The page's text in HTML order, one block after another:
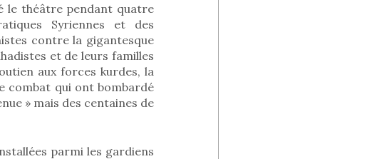
le théâtre pendant quatre
Syriennes et des
contre la gigantesque
et de leurs familles
aux forces kurdes, la
combat qui ont bombardé
» mais des centaines de
parmi les gardiens